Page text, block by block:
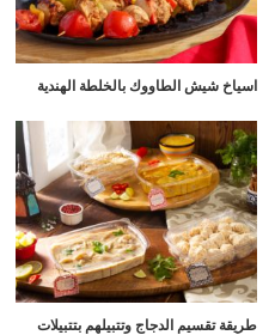
اسياخ شيش الطاووك بالخلطة الهندية
طريقة تقسيم الدجاج وتتبيلهم بتتبيلات